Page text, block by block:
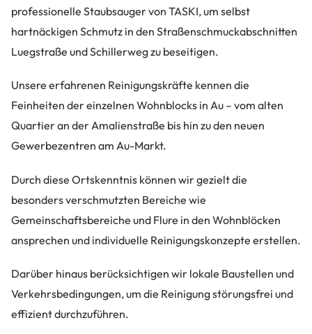
professionelle Staubsauger von TASKI, um selbst
hartnäckigen Schmutz in den Straßenschmuckabschnitten
Luegstraße und Schillerweg zu beseitigen.
Unsere erfahrenen Reinigungskräfte kennen die
Feinheiten der einzelnen Wohnblocks in Au – vom alten
Quartier an der Amalienstraße bis hin zu den neuen
Gewerbezentren am Au-Markt.
Durch diese Ortskenntnis können wir gezielt die
besonders verschmutzten Bereiche wie
Gemeinschaftsbereiche und Flure in den Wohnblöcken
ansprechen und individuelle Reinigungskonzepte erstellen.
Darüber hinaus berücksichtigen wir lokale Baustellen und
Verkehrsbedingungen, um die Reinigung störungsfrei und
effizient durchzuführen.